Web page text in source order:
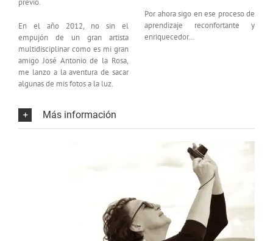
previo.
En el año 2012, no sin el
empujón de un gran artista
multidisciplinar como es mi gran
amigo José Antonio de la Rosa,
me lanzo a la aventura de sacar
algunas de mis fotos a la luz.
Por ahora sigo en ese proceso de
aprendizaje reconfortante y
enriquecedor…
Más información